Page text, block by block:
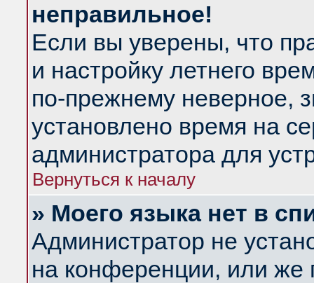
неправильное!
Если вы уверены, что
и настройку летнего
по-прежнему неверное,
установлено время на
администратора для
Вернуться к началу
» Моего языка нет в
Администратор не
на конференции, или же